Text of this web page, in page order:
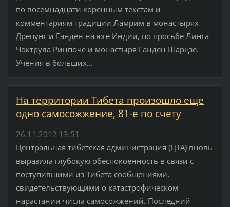
по восемнадцати коренным текстам и
комментариям традиции Ламрим в монастырях
Дрепунг и Ганден на юге Индии, по просьбе Линга
Чоктрула Ринпоче и монастыря Ганден Шарцзе.
Учения в больших...
На территории Тибета произошло еще
одно самосожжение, 81-е по счету
26.11.2012 13:51
Центральная тибетская администрация (ЦТА) вновь
выразила глубокую обеспокоенность в связи с
поступившими из Тибета сообщениями,
свидетельствующими о катастрофическом
нарастании числа самосожжений. Последний